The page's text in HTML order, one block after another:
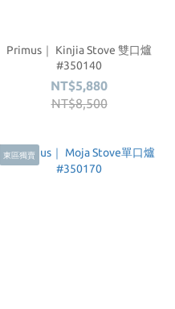
Primus｜ Kinjia Stove 雙口爐
#350140
NT$5,880
NT$8,500
東區獨賣